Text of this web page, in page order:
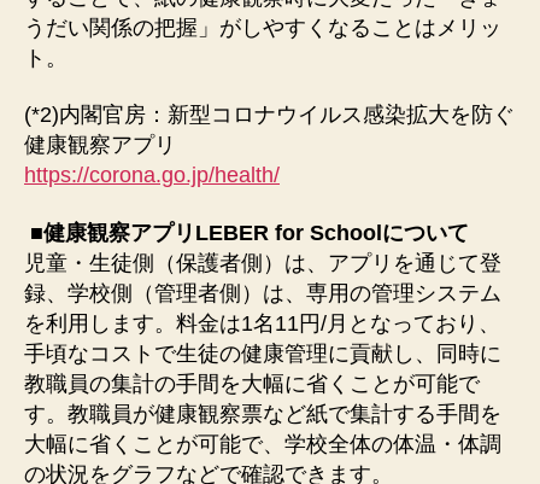
うだい関係の把握」がしやすくなることはメリッ
ト。
(*2)内閣官房：新型コロナウイルス感染拡大を防ぐ
健康観察アプリ
https://corona.go.jp/health/
■健康観察アプリLEBER for Schoolについて
児童・生徒側（保護者側）は、アプリを通じて登
録、学校側（管理者側）は、専用の管理システム
を利用します。料金は1名11円/月となっており、
手頃なコストで生徒の健康管理に貢献し、同時に
教職員の集計の手間を大幅に省くことが可能で
す。教職員が健康観察票など紙で集計する手間を
大幅に省くことが可能で、学校全体の体温・体調
の状況をグラフなどで確認できます。